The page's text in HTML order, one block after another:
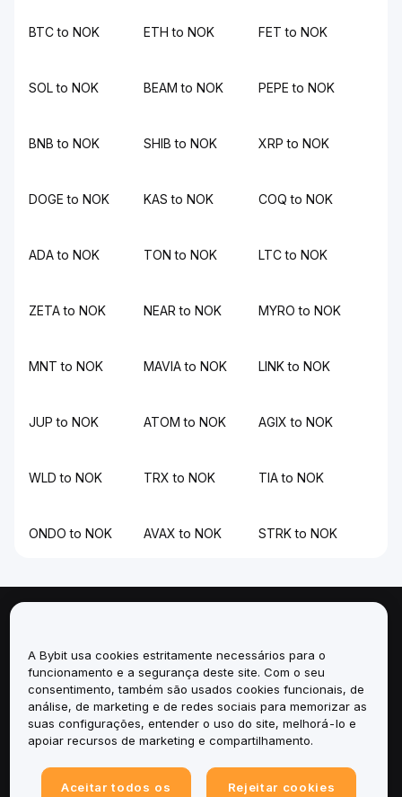
BTC to NOK ETH to NOK FET to NOK
SOL to NOK BEAM to NOK PEPE to NOK
BNB to NOK SHIB to NOK XRP to NOK
DOGE to NOK KAS to NOK COQ to NOK
ADA to NOK TON to NOK LTC to NOK
ZETA to NOK NEAR to NOK MYRO to NOK
MNT to NOK MAVIA to NOK LINK to NOK
JUP to NOK ATOM to NOK AGIX to NOK
WLD to NOK TRX to NOK TIA to NOK
ONDO to NOK AVAX to NOK STRK to NOK
Serviços
Suporte
A Bybit usa cookies estritamente necessários para o
funcionamento e a segurança deste site. Com o seu
consentimento, também são usados cookies funcionais, de
análise, de marketing e de redes sociais para memorizar as
suas configurações, entender o uso do site, melhorá-lo e
apoiar recursos de marketing e compartilhamento.
Aceitar todos os
Rejeitar cookies